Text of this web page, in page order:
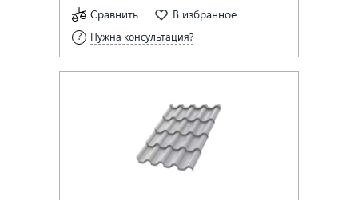
Сравнить В избранное
Нужна консультация?